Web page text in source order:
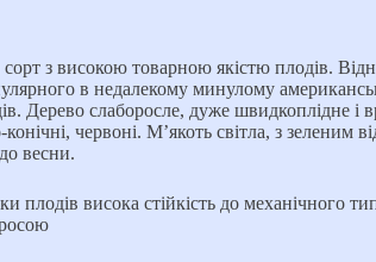
з високою товарною якістю плодів.
в недалекому минулому
Дерево слаборосле, дуже швидкоплідне і
червоні. М’якоть світла, з
весни.
плодів висока стійкість до механічного